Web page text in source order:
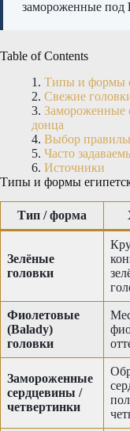
замороженные под
Table of Contents
Типы и формы
Свежие
Замороженные
донца
Выбор
Часто
Источники
Типы и формы
Тип / форма
Зелёные
головки
Фиолетовые
(Balady)
головки
Замороженные
сердцевины /
четвертинки